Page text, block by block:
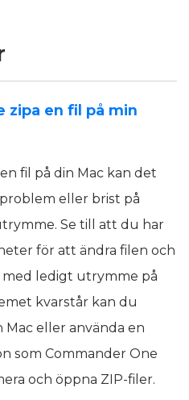
zipa en fil på min
fil på din Mac kan det
eller brist på
Se till att du har
för att ändra filen och
ledigt utrymme på
kvarstår kan du
eller använda en
som Commander One
och öppna ZIP-filer.